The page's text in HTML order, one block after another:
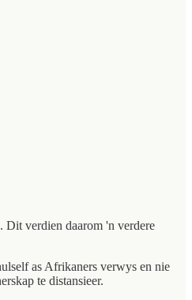
Dit verdien daarom 'n verdere
as Afrikaners verwys en nie
te distansieer.